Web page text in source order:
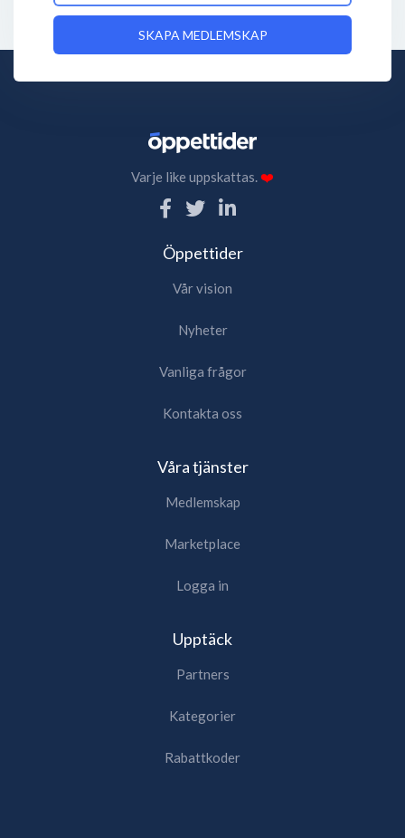
SKAPA MEDLEMSKAP
Varje like uppskattas.❤️
Öppettider
Vår vision
Nyheter
Vanliga frågor
Kontakta oss
Våra tjänster
Medlemskap
Marketplace
Logga in
Upptäck
Partners
Kategorier
Rabattkoder